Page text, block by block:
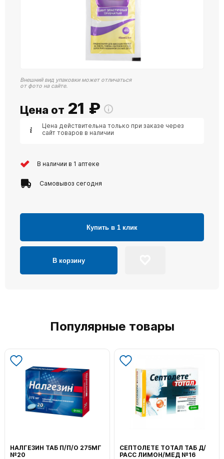
Внешний вид упаковки может отличаться
от фото на сайте.
Цена от 21 ₽
Цена действительна только при заказе через
сайт товаров в наличии
В наличии в 1 аптеке
Самовывоз сегодня
Купить в 1 клик
В корзину
Популярные товары
НАЛГЕЗИН ТАБ П/П/О 275МГ
№20
СЕПТОЛЕТЕ ТОТАЛ ТАБ Д/
РАСС ЛИМОН/МЕД №16